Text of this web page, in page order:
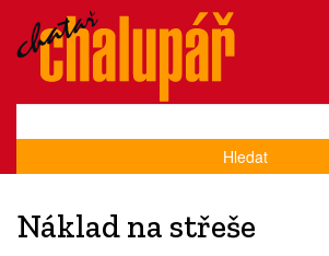
Hledat
Náklad na střeše